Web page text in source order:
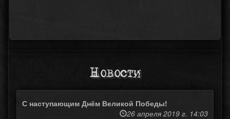
Новости
С наступающим Днём Великой Победы!
26 апреля 2019 г. 14:03